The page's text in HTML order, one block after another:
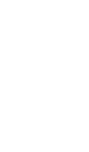
Increase in Regional